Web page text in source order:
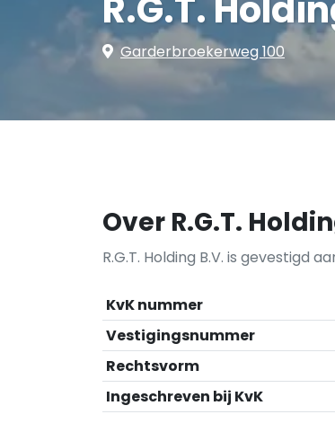
Garderbroekerweg 100
Over R.G.T.
R.G.T. Holding B.V. is gevestigd
KvK nummer
Vestigingsnummer
Rechtsvorm
Ingeschreven bij KvK